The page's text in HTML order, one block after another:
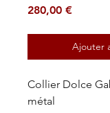
280,00 €Prix
Ajouter
Collier Dolce
métal